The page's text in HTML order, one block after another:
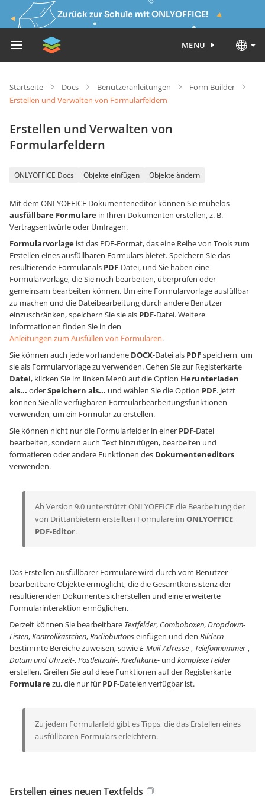
Zurück zur Schule mit ONLYOFFICE!
MENU
Startseite Docs Benutzeranleitungen
Form Builder
Erstellen und Verwalten von Formularfeldern
Erstellen und Verwalten von
Formularfeldern
ONLYOFFICE Docs Objekte einfügen Objekte ändern
Mit dem ONLYOFFICE Dokumenteneditor können Sie mühelos
ausfüllbare Formulare in Ihren Dokumenten erstellen, z. B.
Vertragsentwürfe oder Umfragen.
Formularvorlage ist das PDF-Format, das eine Reihe von Tools zum
Erstellen eines ausfüllbaren Formulars bietet. Speichern Sie das
resultierende Formular als PDF-Datei, und Sie haben eine
Formularvorlage, die Sie noch bearbeiten, überprüfen oder
gemeinsam bearbeiten können. Um eine Formularvorlage ausfüllbar
zu machen und die Dateibearbeitung durch andere Benutzer
einzuschränken, speichern Sie sie als PDF-Datei. Weitere
Informationen finden Sie in den
Anleitungen zum Ausfüllen von Formularen.
Sie können auch jede vorhandene DOCX-Datei als PDFspeichern, um
sie als Formularvorlage zu verwenden. Gehen Sie zur Registerkarte
Datei, klicken Sie im linken Menü auf die Option Herunterladen
als... oderSpeichern als... und wählen Sie die Option PDF. Jetzt
können Sie alle verfügbaren Formularbearbeitungsfunktionen
verwenden, um ein Formular zu erstellen.
Sie können nicht nur die Formularfelder in einer PDF-Datei
bearbeiten, sondern auch Text hinzufügen, bearbeiten und
formatieren oder andere Funktionen des Dokumenteneditors
verwenden.
Ab Version 9.0 unterstützt ONLYOFFICE die Bearbeitung der
von Drittanbietern erstellten Formulare im ONLYOFFICE
PDF-Editor.
Das Erstellen ausfüllbarer Formulare wird durch vom Benutzer
bearbeitbare Objekte ermöglicht, die die Gesamtkonsistenz der
resultierenden Dokumente sicherstellen und eine erweiterte
Formularinteraktion ermöglichen.
Derzeit können Sie bearbeitbare Textfelder, Comboboxen,Dropdown-
Listen,Kontrollkästchen,Radiobuttonseinfügen und den Bildern
bestimmte Bereiche zuweisen, sowieE-Mail-Adresse-, Telefonnummer-,
Datum und Uhrzeit-,Postleitzahl-,Kreditkarte- und komplexe Felder
erstellen. Greifen Sie auf diese Funktionen auf der Registerkarte
Formularezu, die nur für PDF-Dateien verfügbar ist.
Zu jedem Formularfeld gibt es Tipps, die das Erstellen eines
ausfüllbaren Formulars erleichtern.
Erstellen eines neuen Textfelds